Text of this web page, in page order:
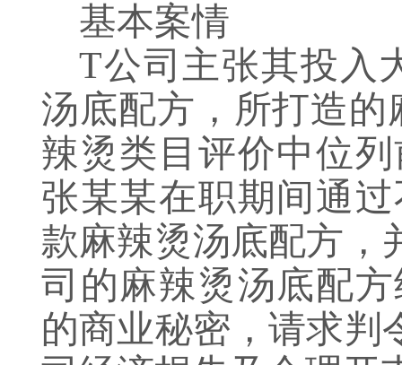
基本案情
T公司主张其投入
汤底配方，所打造
辣烫类目评价中位
张某某在职期间通
款麻辣烫汤底配方，
司的麻辣烫汤底配
的商业秘密，请求判